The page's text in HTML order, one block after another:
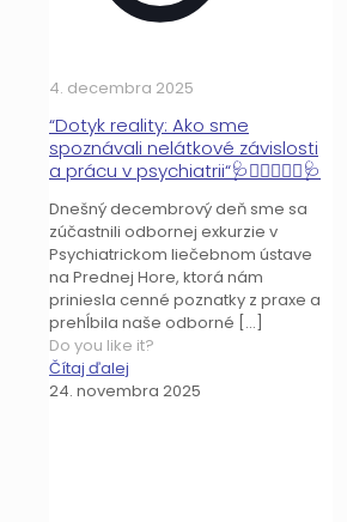
4. decembra 2025
“Dotyk reality: Ako sme
spoznávali nelátkové závislosti
a prácu v psychiatrii“🩺👩🏼‍⚕️👨‍⚕️🩺
Dnešný decembrový deň sme sa
zúčastnili odbornej exkurzie v
Psychiatrickom liečebnom ústave
na Prednej Hore, ktorá nám
priniesla cenné poznatky z praxe a
prehĺbila naše odborné […]
Do you like it?
Čítaj ďalej
24. novembra 2025